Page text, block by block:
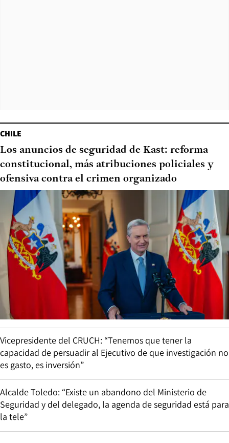
CHILE
Los anuncios de seguridad de Kast: reforma
constitucional, más atribuciones policiales y
ofensiva contra el crimen organizado
Vicepresidente del CRUCH: “Tenemos que tener la
capacidad de persuadir al Ejecutivo de que investigación no
es gasto, es inversión”
Alcalde Toledo: “Existe un abandono del Ministerio de
Seguridad y del delegado, la agenda de seguridad está para
la tele”